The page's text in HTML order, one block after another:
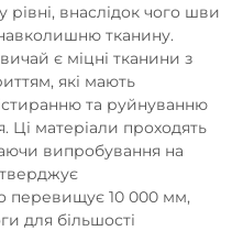
внаслідок чого шви
тканину.
є міцні тканини з
які мають
та руйнуванню
Ці матеріали проходять
випробування на
перевищує 10 000 мм,
для більшості